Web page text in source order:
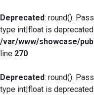
Deprecated: round():
type int|float is
/var/www/showcase/
line 270
Deprecated: round():
type int|float is